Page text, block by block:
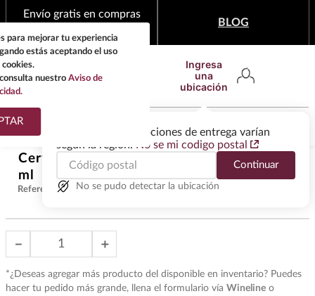
Envío gratis en compras
BLOG
Ingresa
una
ubicación
Las ofertas y las opciones de entrega varían
según la región. No se mi codigo postal
Continuar
No se pudo detectar la ubicación
¿Qué estas buscando?
Cerveza Charro Premium Ambar 355
ml
$55
Referencia:Z43304
＋
－
*¿Deseas agregar más producto del disponible en inventario? Puedes
hacer tu pedido más grande, llena el formulario vía Wineline o
TÉRMINOS MÁS
BUSCADOS
1.
tequila
tequilas
5.
mezcal
para mejorar tu experiencia
estás aceptando el uso
nuestro Aviso de